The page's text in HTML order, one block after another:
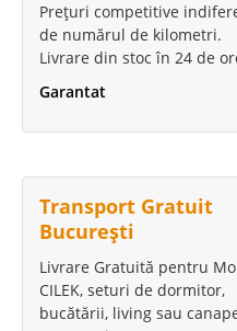
Prețuri competitive
de numărul de kilometri.
Livrare din stoc în 24 de
Garantat
Transport Gratuit
București
Livrare Gratuită pentru
CILEK, seturi de dormitor,
bucătării, living sau